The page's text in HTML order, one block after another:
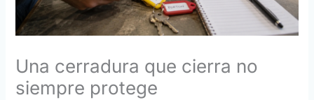
Una cerradura que cierra no
siempre protege